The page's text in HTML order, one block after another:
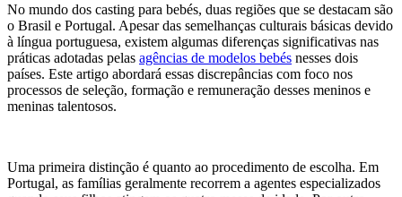
No mundo dos casting para bebés, duas regiões que se destacam são
o Brasil e Portugal. Apesar das semelhanças culturais básicas devido
à língua portuguesa, existem algumas diferenças significativas nas
práticas adotadas pelas agências de modelos bebés nesses dois
países. Este artigo abordará essas discrepâncias com foco nos
processos de seleção, formação e remuneração desses meninos e
meninas talentosos.
Uma primeira distinção é quanto ao procedimento de escolha. Em
Portugal, as famílias geralmente recorrem a agentes especializados